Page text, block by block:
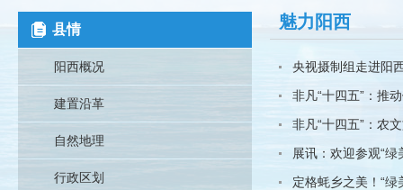
县情
阳西概况
建置沿革
自然地理
行政区划
魅力阳西
央视摄制组走进阳
非凡“十四五”：推
非凡“十四五”：农
展讯：欢迎参观“
定格蚝乡之美！“